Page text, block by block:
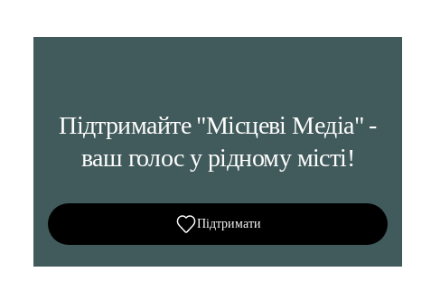
Підтримайте "Місцеві Медіа" -
ваш голос у рідному місті!
Підтримати